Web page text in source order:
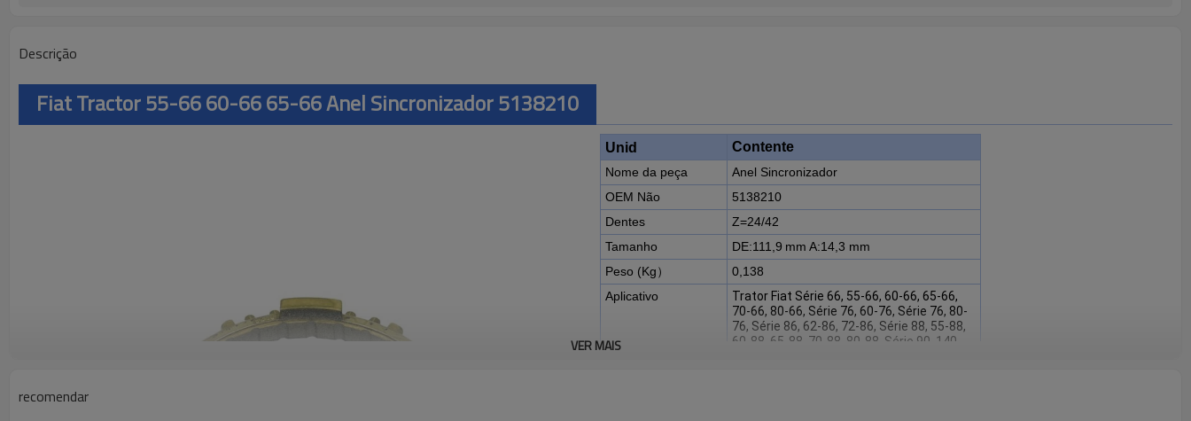
Descrição
Fiat Tractor 55-66 60-66 65-66 Anel Sincronizador 5138210
Unid Contente
Nome da peça
Anel Sincronizador
OEM Não
5138210
Dentes
Z=24/42
Tamanho
DE:111,9 mm A:14,3 mm
Peso (Kg）
0,138
Aplicativo
Trator Fiat Série 66, 55-66, 60-66, 65-66,
70-66, 80-66, Série 76, 60-76, Série 76, 80-
76, Série 86, 62-86, 72-86, Série 88, 55-88,
60-88, 65-88, 70-88, 80-88, Série 90, 140-
VER MAIS
recomendar